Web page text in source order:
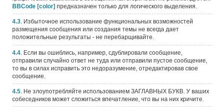
BBCode [color] предназначен только для логического выделения.
4.3. Избыточное использование функциональных возможностей
размещения сообщения или создания темы не всегда дает
положительные результаты - не перебарщивайте.
4.4 . Если вы ошиблись, например, сдублировали сообщение,
отправили случайно ответ не туда или отправили пустое сообщение,
то вы в силах исправить это недоразумение, отредактировав свое
сообщение.
4.5. Не злоупотребляйте использованием ЗАГЛАВНЫХ БУКВ. У ваших
собеседников может сложиться впечатление, что вы на них кричите.